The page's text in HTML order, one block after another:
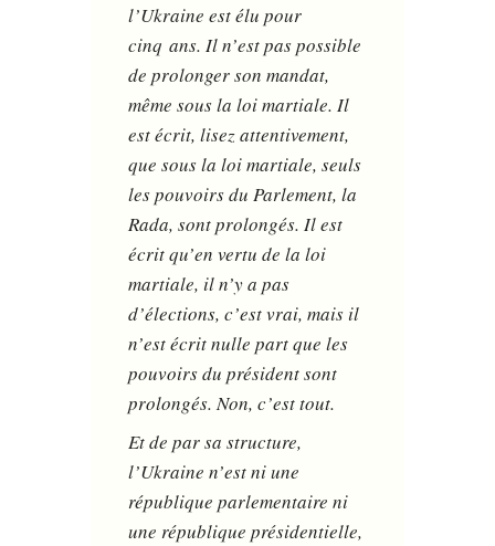
l’Ukraine est élu pour
cinq ans. Il n’est pas possible
de prolonger son mandat,
même sous la loi martiale. Il
est écrit, lisez attentivement,
que sous la loi martiale, seuls
les pouvoirs du Parlement, la
Rada, sont prolongés. Il est
écrit qu’en vertu de la loi
martiale, il n’y a pas
d’élections, c’est vrai, mais il
n’est écrit nulle part que les
pouvoirs du président sont
prolongés. Non, c’est tout.
Et de par sa structure,
l’Ukraine n’est ni une
république parlementaire ni
une république présidentielle,